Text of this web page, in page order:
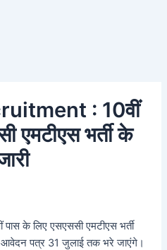
: 10वीं
एमटीएस भर्ती के
पास के लिए एसएससी एमटीएस भर्ती
आवेदन पत्र 31 जुलाई तक भरे जाएंगे।